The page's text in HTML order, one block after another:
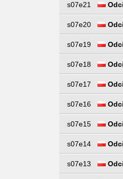
s07e21
s07e20
s07e19
s07e18
s07e17
s07e16
s07e15
s07e14
s07e13